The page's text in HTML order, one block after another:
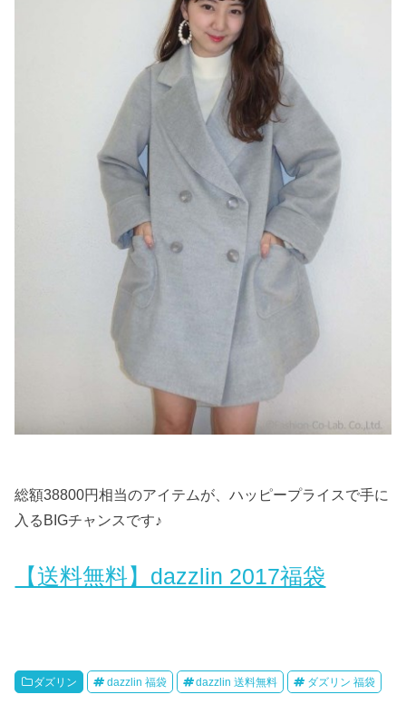
総額38800円相当のアイテムが、ハッピープライスで手に
入るBIGチャンスです♪
【送料無料】dazzlin 2017福袋
ダズリン dazzlin 福袋 dazzlin 送料無料 ダズリン 福袋